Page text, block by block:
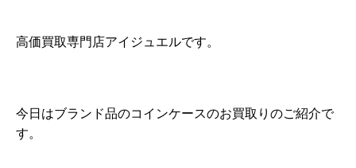
高価買取専門店アイジュエルです。
今日はブランド品のコインケースのお買取りのご紹介で
す。